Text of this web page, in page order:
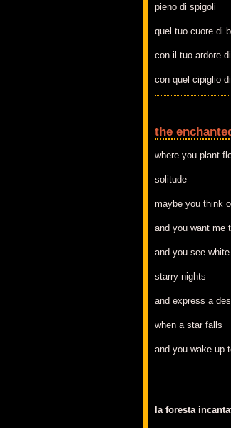
pieno di spigoli
quel tuo cuore di
con il tuo ardore
con quel cipiglio
the
where you plant
solitude
maybe you think
and you want me
and you see
starry nights
and express a
when a star falls
and you wake up
la foresta